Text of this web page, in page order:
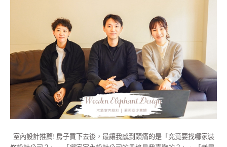
室內設計推薦! 房子買下去後，最讓我感到頭痛的是「究竟要找哪家裝